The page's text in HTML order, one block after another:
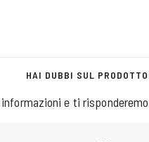
HAI DUBBI SUL
informazioni e ti